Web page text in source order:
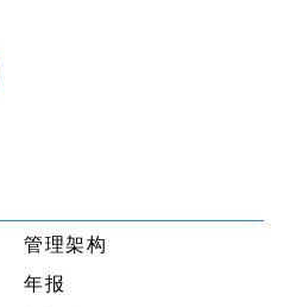
管理架构
年报